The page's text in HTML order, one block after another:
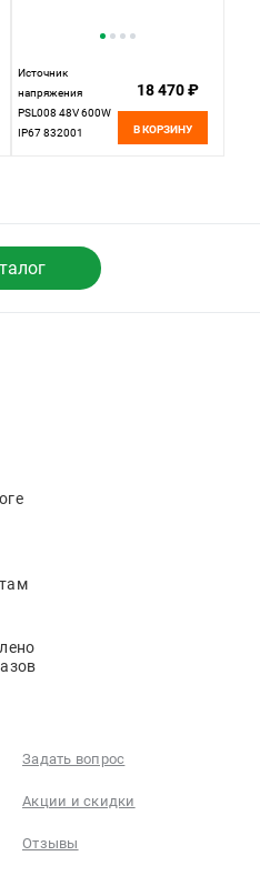
Источник
напряжения
PSL008 48V 600W
IP67 832001
18 470 ₽
В КОРЗИНУ
Задать вопрос
Акции и скидки
Отзывы